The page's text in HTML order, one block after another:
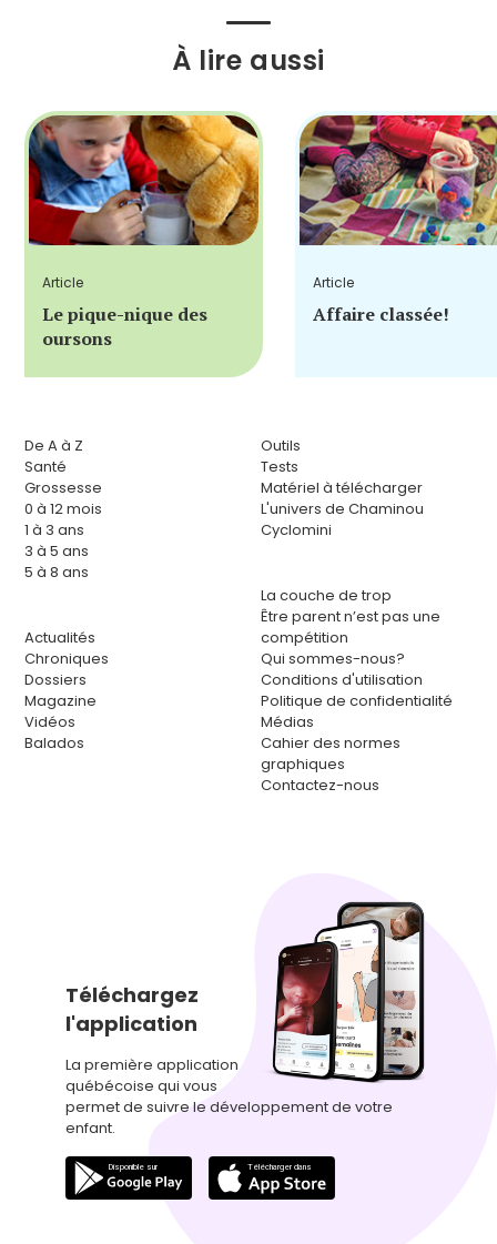
À lire aussi
Article
Le pique-nique des
oursons
Article
Affaire classée!
De A à Z
Santé
Grossesse
0 à 12 mois
1 à 3 ans
3 à 5 ans
5 à 8 ans
Actualités
Chroniques
Dossiers
Magazine
Vidéos
Balados
Outils
Tests
Matériel à télécharger
L'univers de Chaminou
Cyclomini
La couche de trop
Être parent n’est pas une
compétition
Qui sommes-nous?
Conditions d'utilisation
Politique de confidentialité
Médias
Cahier des normes
graphiques
Contactez-nous
Téléchargez
l'application
La première application
québécoise qui vous
permet de suivre le développement de votre
enfant.